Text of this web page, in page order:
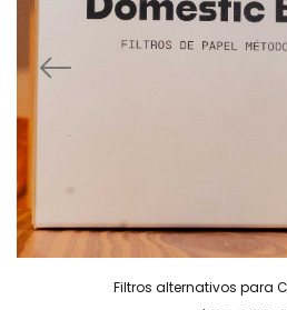
Filtros alternativos para